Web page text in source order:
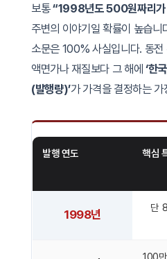
보통“1998년도 500원짜리가
주변의 이야기일 확률이 높습
소문은 100% 사실입니다. 동전
액면가나 재질보다 그 해에‘한
(발행량)’가 가격을 결정하는
발행 연도 핵심
1998년
단
100